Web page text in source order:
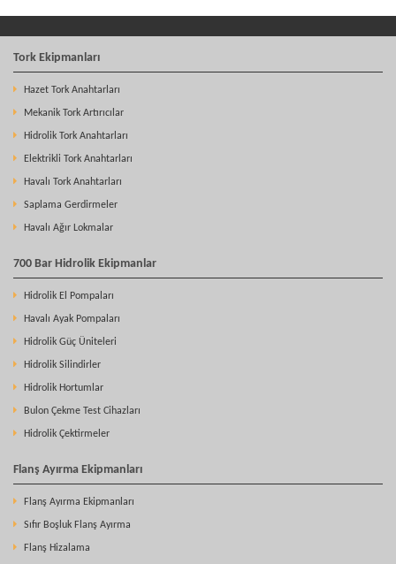
Tork Ekipmanları
Hazet Tork Anahtarları
Mekanik Tork Artırıcılar
Hidrolik Tork Anahtarları
Elektrikli Tork Anahtarları
Havalı Tork Anahtarları
Saplama Gerdirmeler
Havalı Ağır Lokmalar
700 Bar Hidrolik Ekipmanlar
Hidrolik El Pompaları
Havalı Ayak Pompaları
Hidrolik Güç Üniteleri
Hidrolik Silindirler
Hidrolik Hortumlar
Bulon Çekme Test Cihazları
Hidrolik Çektirmeler
Flanş Ayırma Ekipmanları
Flanş Ayırma Ekipmanları
Sıfır Boşluk Flanş Ayırma
Flanş Hizalama